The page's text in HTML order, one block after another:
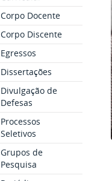
Corpo Docente
Corpo Discente
Egressos
Dissertações
Divulgação de
Defesas
Processos
Seletivos
Grupos de
Pesquisa